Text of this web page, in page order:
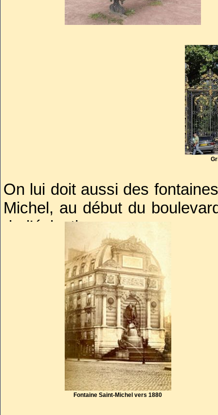
lampadaires, grilles,
On lui doit aussi des
Michel, au début du
de l’éclectisme en vogue
des Quatre parties du
située dans le jardin des
nymphes fluviales face à la
Fontaine Saint-Michel vers 1880